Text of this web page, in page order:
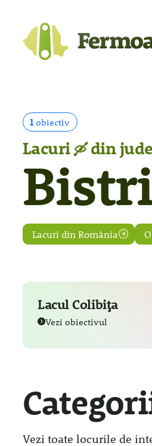
1 obiectiv
Lacuri 🛶din
Lacuri din România
Lacul Colibița
Vezi obiectivul
Vezi toate locurile de